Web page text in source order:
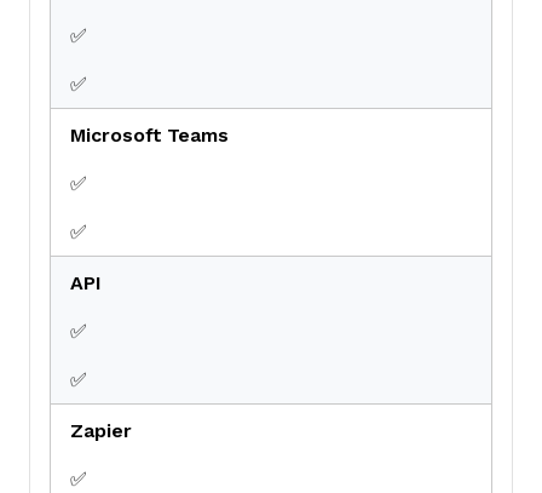
✅
✅
Microsoft Teams
✅
✅
API
✅
✅
Zapier
✅